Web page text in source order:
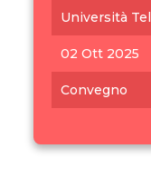
Università
02 Ott 2025
Convegno